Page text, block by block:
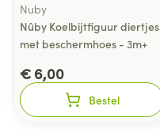
Nuby
Nûby Koelbijtfiguur diertjes
met beschermhoes - 3m+
€ 6,00
Bestel